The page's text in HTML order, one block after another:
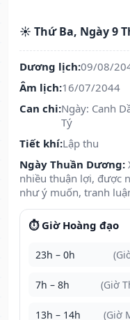
☀️ Thứ Ba, Ngày 9
Dương lịch:09/08/
Âm lịch:16/07/2044
Can chi:Ngày: Canh
Tý
Tiết khí:Lập thu
Ngày Thuần Dương:
nhiều thuận lợi, được
như ý muốn, tranh
⏱️ Giờ Hoàng đạo
23h – 0h
7h – 8h (Giờ
13h – 14h (Giờ